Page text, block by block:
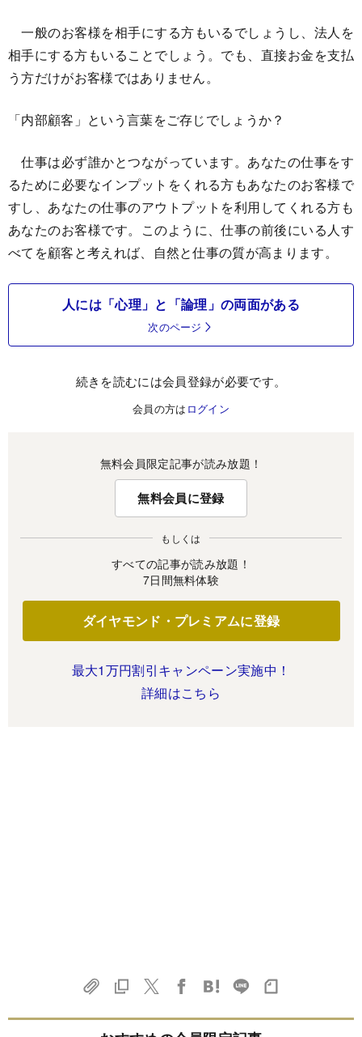
一般のお客様を相手にする方もいるでしょうし、法人を
相手にする方もいることでしょう。でも、直接お金を支払
う方だけがお客様ではありません。
「内部顧客」という言葉をご存じでしょうか？
仕事は必ず誰かとつながっています。あなたの仕事をす
るために必要なインプットをくれる方もあなたのお客様で
すし、あなたの仕事のアウトプットを利用してくれる方も
あなたのお客様です。このように、仕事の前後にいる人す
べてを顧客と考えれば、自然と仕事の質が高まります。
人には「心理」と「論理」の両面がある
次のページ
続きを読むには会員登録が必要です。
会員の方は ログイン
無料会員限定記事が読み放題！
無料会員に登録
もしくは
すべての記事が読み放題！
7日間無料体験
ダイヤモンド・プレミアムに登録
最大1万円割引キャンペーン実施中！
詳細はこちら